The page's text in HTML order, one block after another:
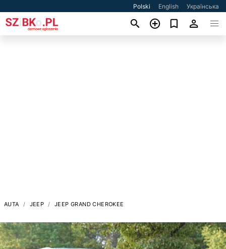
Polski English Українська
AUTA JEEP JEEP GRAND CHEROKEE